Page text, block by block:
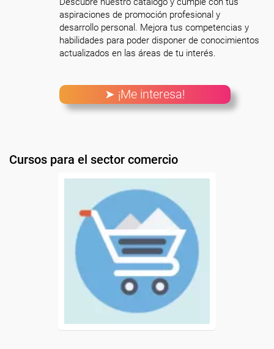
aspiraciones de promoción profesional y
desarrollo personal. Mejora tus competencias y
habilidades para poder disponer de conocimientos
actualizados en las áreas de tu interés.
➤ ¡Me interesa!
Cursos para el sector comercio